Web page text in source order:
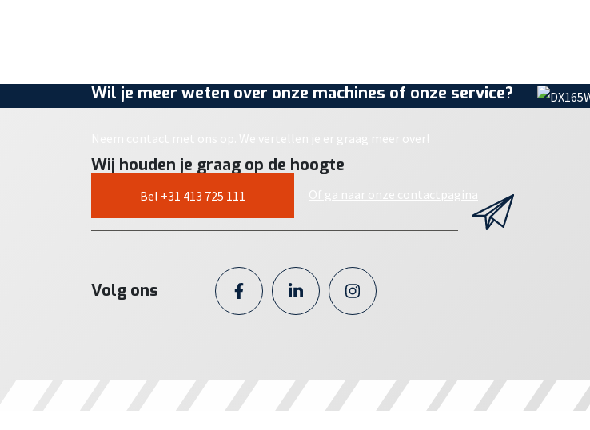
Wil je meer weten over onze machines of onze service?
Neem contact met ons op. We vertellen je er graag meer over!
Bel +31 413 725 111 Of ga naar onze contactpagina
Wij houden je graag op de hoogte
Volg ons